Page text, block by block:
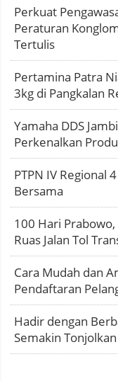
Perkuat
Peraturan
Tertulis
Pertamina Patra
3kg di Pangkalan
Yamaha DDS
Perkenalkan
PTPN IV Regional
Bersama
100 Hari
Ruas Jalan Tol
Cara Mudah dan
Pendaftaran
Hadir dengan
Semakin